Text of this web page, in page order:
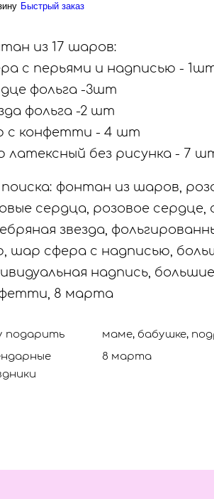
Быстрый заказ
из 17 шаров:
с перьями и надписью -
фольга -3шт
фольга -2 шт
с конфетти - 4 шт
латексный без рисунка - 7
поиска: фонтан из шаров,
сердца, розовое сердце,
звезда,
шар сфера с надписью,
надпись,
8 марта
подарить
маме, бабушке,
8 марта